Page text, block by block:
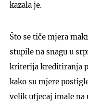
kazala je.
Što se tiče mjera
stupile na snagu u
kriterija kreditiranja
kako su mjere
velik utjecaj imale na